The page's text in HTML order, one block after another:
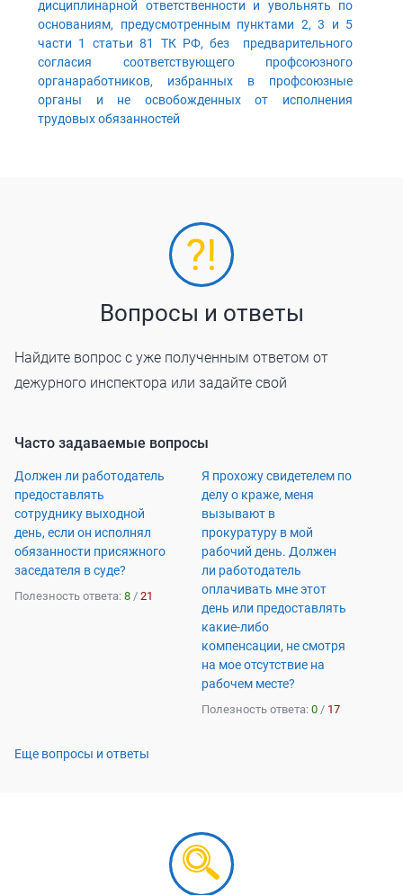
дисциплинарной ответственности и увольнять по
основаниям, предусмотренным пунктами 2, 3 и 5
части 1 статьи 81 ТК РФ, без предварительного
согласия соответствующего профсоюзного
органаработников, избранных в профсоюзные
органы и не освобожденных от исполнения
трудовых обязанностей
Вопросы и ответы
Найдите вопрос с уже полученным ответом от
дежурного инспектора или задайте свой
Часто задаваемые вопросы
Должен ли работодатель
предоставлять
сотруднику выходной
день, если он исполнял
обязанности присяжного
заседателя в суде?
Полезность ответа: 8 / 21
Я прохожу свидетелем по
делу о краже, меня
вызывают в
прокуратуру в мой
рабочий день. Должен
ли работодатель
оплачивать мне этот
день или предоставлять
какие-либо
компенсации, не смотря
на мое отсутствие на
рабочем месте?
Полезность ответа: 0 / 17
Еще вопросы и ответы